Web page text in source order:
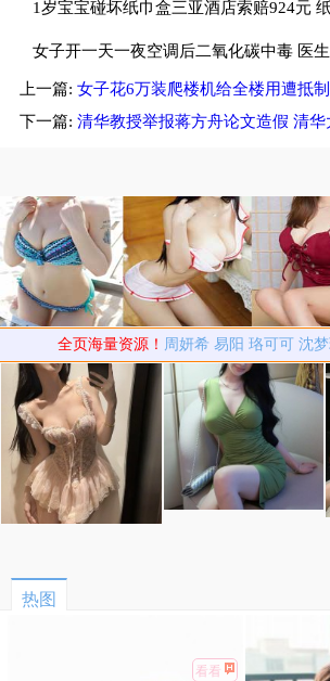
考试按人头给分数
1岁宝宝碰坏纸巾盒三亚酒店索赔924元
赔924
女子开一天一夜空调后二氧化碳中毒 医
中毒
上一篇: 女子花6万装爬楼机给全楼用遭抵
装爬楼机遭抵制
下一篇: 清华教授举报蒋方舟论文造假 清
全页海量资源！ 周妍希 易阳 珞可可 沈
热图
看看